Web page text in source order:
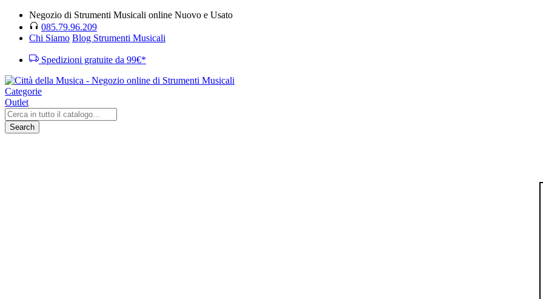
Negozio di Strumenti Musicali online Nuovo e Usato
085.79.96.209
Chi Siamo Blog Strumenti Musicali
Spedizioni gratuite da 99€*
Categorie
Outlet
Search